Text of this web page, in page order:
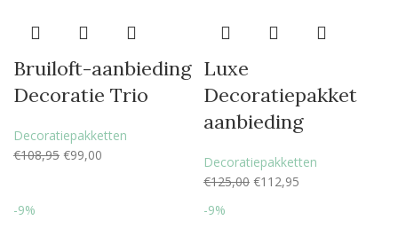
Bruiloft-aanbieding
Decoratie Trio
Decoratiepakketten
€108,95 €99,00
Luxe
Decoratiepakket
aanbieding
Decoratiepakketten
€125,00 €112,95
-9%
-9%